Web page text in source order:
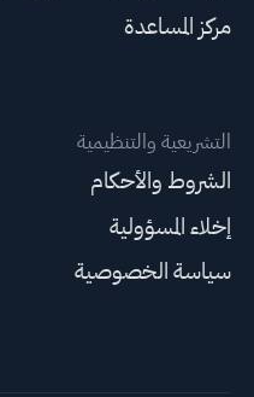
مركز المساعدة
التشريعية والتنظيمية
الشروط والأحكام
إخلاء المسؤولية
سياسة الخصوصية